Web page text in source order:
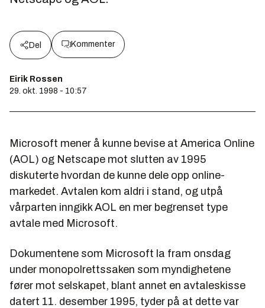
Del Kommenter
Eirik Rossen
29. okt. 1998 - 10:57
Microsoft mener å kunne bevise at America Online
(AOL) og Netscape mot slutten av 1995
diskuterte hvordan de kunne dele opp online-
markedet. Avtalen kom aldri i stand, og utpå
vårparten inngikk AOL en mer begrenset type
avtale med Microsoft.
Dokumentene som Microsoft la fram onsdag
under monopolrettssaken som myndighetene
fører mot selskapet, blant annet en avtaleskisse
datert 11. desember 1995, tyder på at dette var